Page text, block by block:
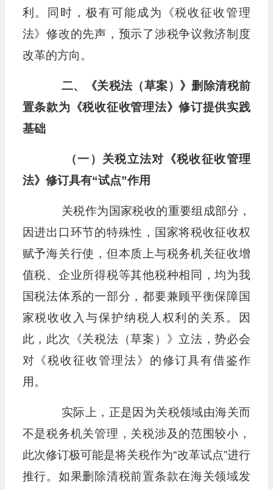
利。同时，极有可能成为《税收征收管理
法》修改的先声，预示了涉税争议救济制度
改革的方向。
二、《关税法（草案）》删除清税前
置条款为《税收征收管理法》修订提供实践
基础
（一）关税立法对《税收征收管理
法》修订具有“试点”作用
关税作为国家税收的重要组成部分，
因进出口环节的特殊性，国家将税收征收权
赋予海关行使，但本质上与税务机关征收增
值税、企业所得税等其他税种相同，均为我
国税法体系的一部分，都要兼顾平衡保障国
家税收收入与保护纳税人权利的关系。因
此，此次《关税法（草案）》立法，势必会
对《税收征收管理法》的修订具有借鉴作
用。
实际上，正是因为关税领域由海关而
不是税务机关管理，关税涉及的范围较小，
此次修订极可能是将关税作为“改革试点”进行
推行。如果删除清税前置条款在海关领域发